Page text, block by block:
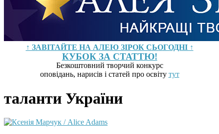
↑ ЗАВІТАЙТЕ НА АЛЕЮ ЗІРОК СЬОГОДНІ ↑
КУБОК ЗА СТАТТЮ!
Безкоштовний творчий конкурс
оповідань, нарисів і статей про освіту тут
таланти України